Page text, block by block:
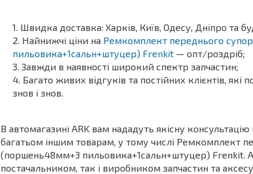
Швидка доставка: Харків, Київ, Одесу, Дніпро та
Найнижчі ціни на Ремкомплект переднього
пильовика+1сальн+штуцер) Frenkit — опт/роздріб;
Завжди в наявності широкий спектр запчастин;
Багато живих відгуків та постійних клієнтів, які
знов і знов.
В автомагазині ARK вам нададуть якісну
багатьом іншим товарам, у тому числі Ремкомплект
(поршень48мм+3 пильовика+1сальн+штуцер) Frenkit.
постачальником, так і виробником запчастин та